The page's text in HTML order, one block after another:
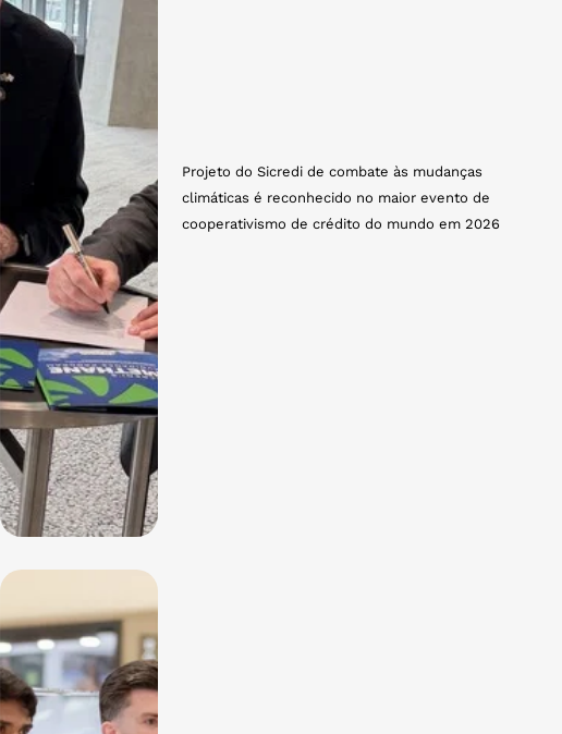
Projeto do Sicredi de combate às mudanças
climáticas é reconhecido no maior evento de
cooperativismo de crédito do mundo em 2026